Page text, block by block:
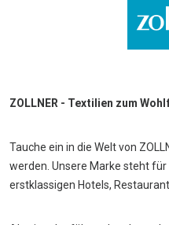
ZOLLNER - Textilien zum
Tauche ein in die Welt von
werden. Unsere Marke steht
erstklassigen Hotels,